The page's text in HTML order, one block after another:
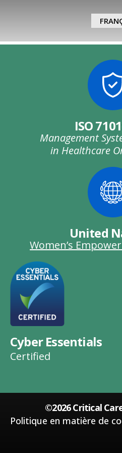
Catégorie :
qualité & audit
ISO
Management
in Healthcare
United
Women’s
Cyber Essentials
Certified
©2026 Critical
Politique en matière de